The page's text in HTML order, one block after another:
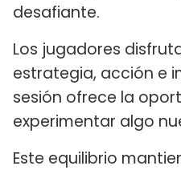
desafiante.
Los jugadores
estrategia, acción e
sesión ofrece la
experimentar algo
Este equilibrio